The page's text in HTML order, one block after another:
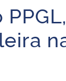
Brasil